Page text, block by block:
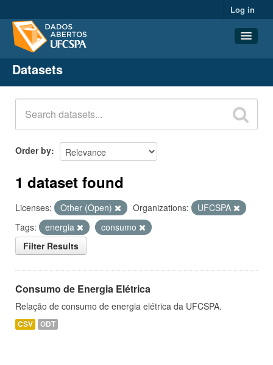
Log in
Datasets
Organizations
Groups
About
Datasets
Order by
1 dataset found
Licenses: Other (Open) Organizations:
UFCSPA
Tags:
energia
consumo
Filter Results
Consumo de Energia Elétrica
Relação de consumo de energia elétrica da UFCSPA.
CSV ODT